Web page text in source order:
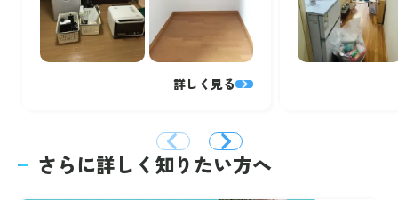
詳しく見る
さらに詳しく知りたい方へ